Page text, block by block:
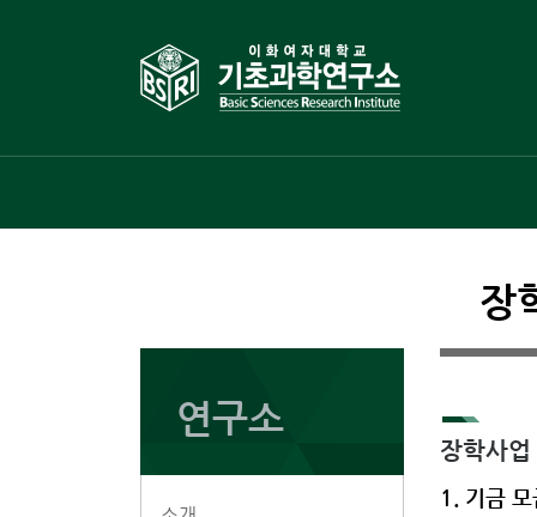
연구소
장
장학사업
1. 기금